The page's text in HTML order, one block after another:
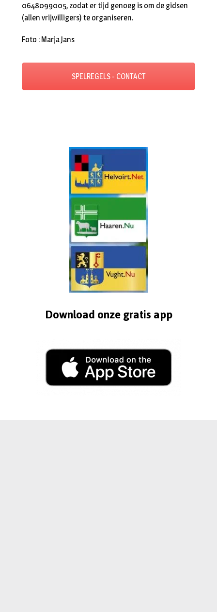
0648099005, zodat er tijd genoeg is om de gidsen
(allen vrijwilligers) te organiseren.
Foto : Marja Jans
SPELREGELS - CONTACT
Download onze gratis app